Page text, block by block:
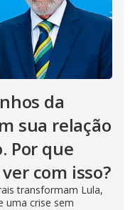
da
sua relação
Por que
com isso?
transformam Lula,
uma crise sem